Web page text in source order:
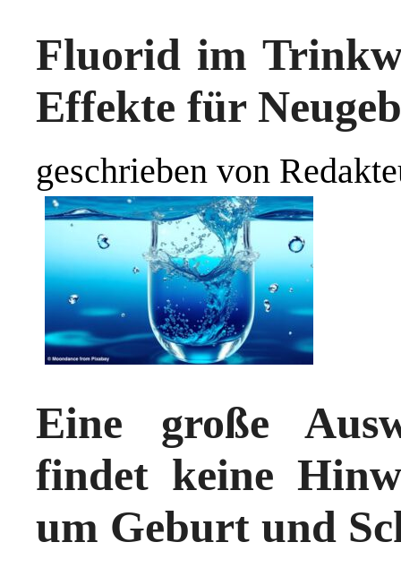
Fluorid im
Effekte für
geschrieben von
Eine große
findet keine
um Geburt und